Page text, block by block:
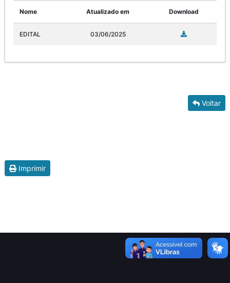
Nome Atualizado em Download
EDITAL 03/06/2025
Voltar
Imprimir